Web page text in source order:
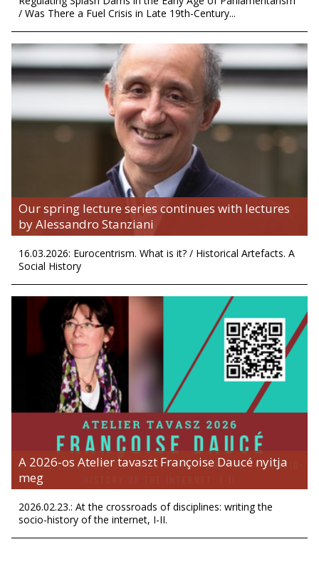
/ Was There a Fuel Crisis in Late 19th-Century...
Our spring lecture series continues with lectures
by Alessandro Stanziani
16.03.2026: Eurocentrism. What is it? / Historical Artefacts. A
Social History
A 2026-os Atelier tavaszt Françoise Daucé nyitja
meg
2026.02.23.: At the crossroads of disciplines: writing the
socio-history of the internet, I-II.